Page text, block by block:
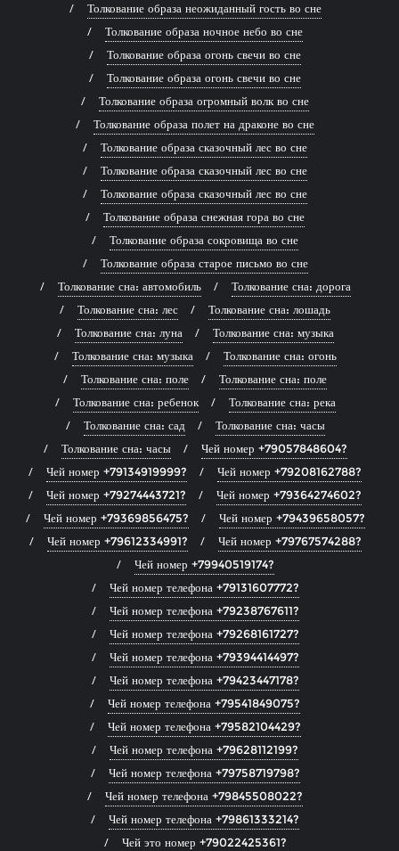
Толкование образа неожиданный гость во сне
Толкование образа ночное небо во сне
Толкование образа огонь свечи во сне
Толкование образа огонь свечи во сне
Толкование образа огромный волк во сне
Толкование образа полет на драконе во сне
Толкование образа сказочный лес во сне
Толкование образа сказочный лес во сне
Толкование образа сказочный лес во сне
Толкование образа снежная гора во сне
Толкование образа сокровища во сне
Толкование образа старое письмо во сне
Толкование сна: автомобиль
Толкование сна: дорога
Толкование сна: лес
Толкование сна: лошадь
Толкование сна: луна
Толкование сна: музыка
Толкование сна: музыка
Толкование сна: огонь
Толкование сна: поле
Толкование сна: поле
Толкование сна: ребенок
Толкование сна: река
Толкование сна: сад
Толкование сна: часы
Толкование сна: часы
Чей номер +79057848604?
Чей номер +79134919999?
Чей номер +79208162788?
Чей номер +79274443721?
Чей номер +79364274602?
Чей номер +79369856475?
Чей номер +79439658057?
Чей номер +79612334991?
Чей номер +79767574288?
Чей номер +79940519174?
Чей номер телефона +79131607772?
Чей номер телефона +79238767611?
Чей номер телефона +79268161727?
Чей номер телефона +79394414497?
Чей номер телефона +79423447178?
Чей номер телефона +79541849075?
Чей номер телефона +79582104429?
Чей номер телефона +79628112199?
Чей номер телефона +79758719798?
Чей номер телефона +79845508022?
Чей номер телефона +79861333214?
Чей это номер +79022425361?